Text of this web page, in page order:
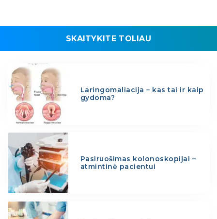
SKAITYKITE TOLIAU
Laringomaliacija – kas tai ir kaip
gydoma?
Pasiruošimas kolonoskopijai –
atmintinė pacientui